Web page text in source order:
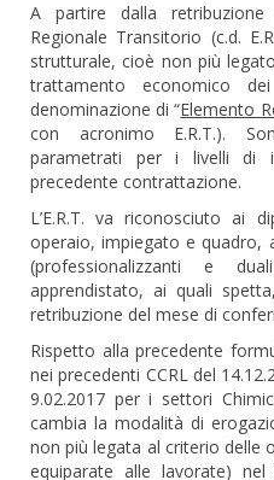
A partire dalla retribuzione
Regionale Transitorio (c.d.
strutturale, cioè non più
trattamento economico
denominazione di “Elemento
con acronimo E.R.T.).
parametrati per i livelli di
precedente contrattazione.
L’E.R.T. va riconosciuto ai
operaio, impiegato e quadro,
(professionalizzanti e
apprendistato, ai quali
retribuzione del mese di
Rispetto alla precedente
nei precedenti CCRL del
9.02.2017 per i settori
cambia la modalità di
non più legata al criterio delle
equiparate alle lavorate)